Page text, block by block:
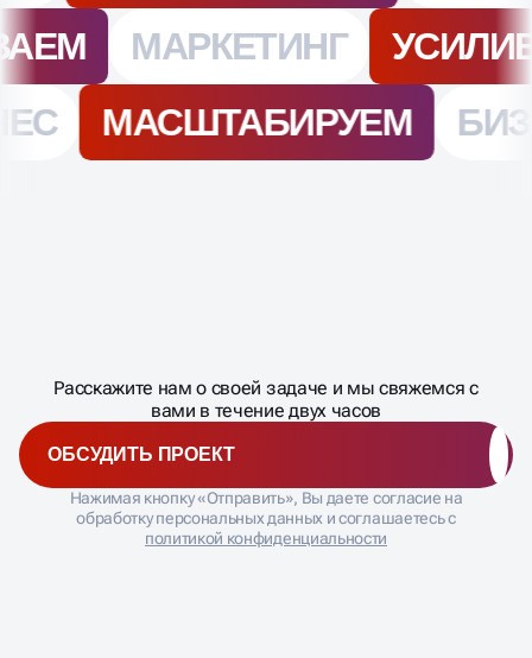
�
Расскажите нам о своей задаче и мы свяжемся с
вами в течение двух часов
ОБСУДИТЬ ПРОЕКТ
Нажимая кнопку «Отправить», Вы даете согласие на
обработку персональных данных и соглашаетесь с
политикой конфиденциальности